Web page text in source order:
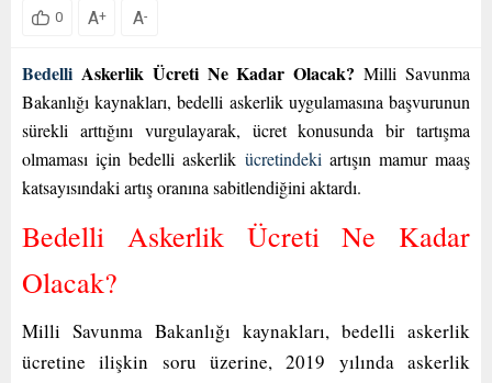
0 A+ A-
Bedelli Askerlik Ücreti Ne Kadar Olacak? Milli Savunma
Bakanlığı kaynakları, bedelli askerlik uygulamasına başvurunun
sürekli arttığını vurgulayarak, ücret konusunda bir tartışma
olmaması için bedelli askerlik ücretindeki artışın mamur maaş
katsayısındaki artış oranına sabitlendiğini aktardı.
Bedelli Askerlik Ücreti Ne Kadar
Olacak?
Milli Savunma Bakanlığı kaynakları, bedelli askerlik
ücretine ilişkin soru üzerine, 2019 yılında askerlik